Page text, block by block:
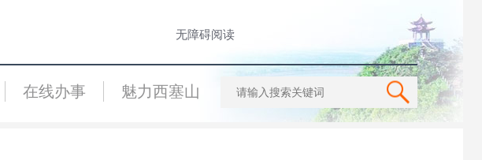
无障碍阅读
在线办事 魅力西塞山